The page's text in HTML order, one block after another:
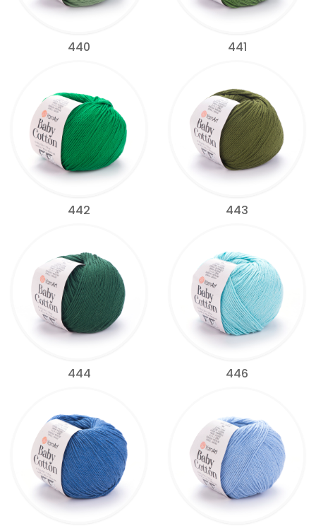
440 441
442 443
444 446